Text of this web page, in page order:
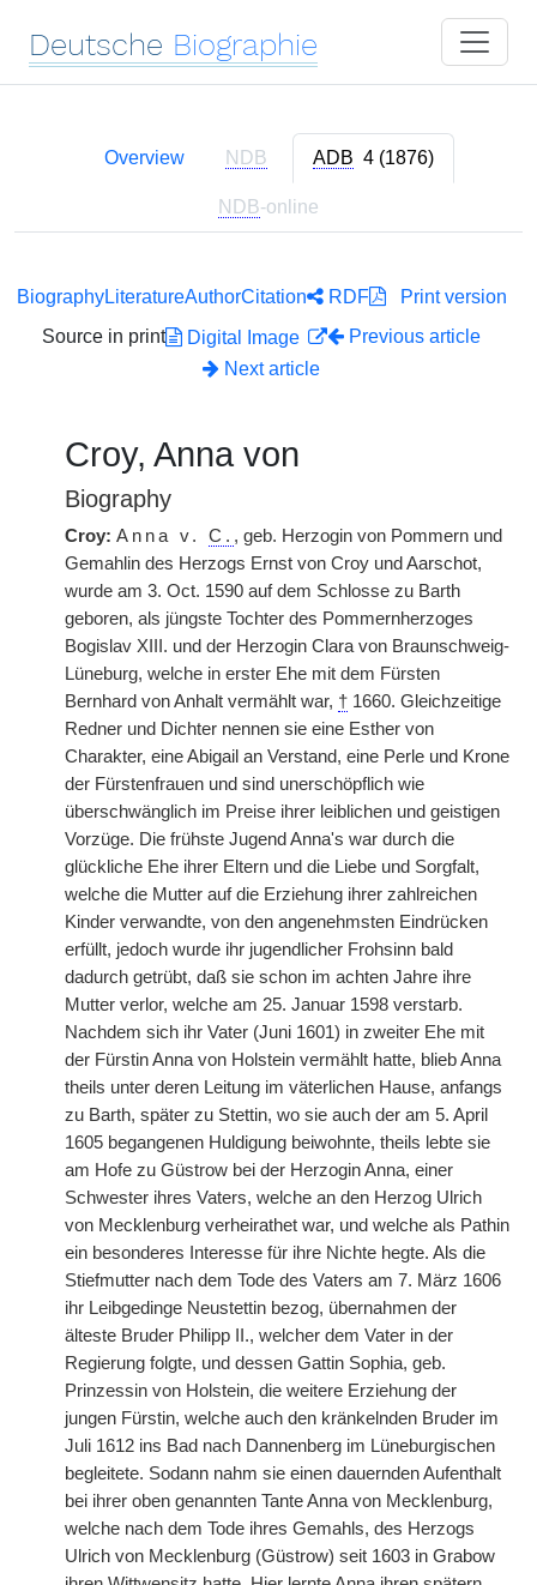
Deutsche Biographie
Overview NDB ADB 4 (1876)
NDB-online
BiographyLiteratureAuthorCitation RDF
Print version
Source in print
Digital Image
Previous article
Next article
Croy, Anna von
Biography
Croy: Anna v. C. , geb. Herzogin von Pommern und
Gemahlin des Herzogs Ernst von Croy und Aarschot,
wurde am 3. Oct. 1590 auf dem Schlosse zu Barth
geboren, als jüngste Tochter des Pommernherzoges
Bogislav XIII. und der Herzogin Clara von Braunschweig-
Lüneburg, welche in erster Ehe mit dem Fürsten
Bernhard von Anhalt vermählt war, † 1660. Gleichzeitige
Redner und Dichter nennen sie eine Esther von
Charakter, eine Abigail an Verstand, eine Perle und Krone
der Fürstenfrauen und sind unerschöpflich wie
überschwänglich im Preise ihrer leiblichen und geistigen
Vorzüge. Die frühste Jugend Anna's war durch die
glückliche Ehe ihrer Eltern und die Liebe und Sorgfalt,
welche die Mutter auf die Erziehung ihrer zahlreichen
Kinder verwandte, von den angenehmsten Eindrücken
erfüllt, jedoch wurde ihr jugendlicher Frohsinn bald
dadurch getrübt, daß sie schon im achten Jahre ihre
Mutter verlor, welche am 25. Januar 1598 verstarb.
Nachdem sich ihr Vater (Juni 1601) in zweiter Ehe mit
der Fürstin Anna von Holstein vermählt hatte, blieb Anna
theils unter deren Leitung im väterlichen Hause, anfangs
zu Barth, später zu Stettin, wo sie auch der am 5. April
1605 begangenen Huldigung beiwohnte, theils lebte sie
am Hofe zu Güstrow bei der Herzogin Anna, einer
Schwester ihres Vaters, welche an den Herzog Ulrich
von Mecklenburg verheirathet war, und welche als Pathin
ein besonderes Interesse für ihre Nichte hegte. Als die
Stiefmutter nach dem Tode des Vaters am 7. März 1606
ihr Leibgedinge Neustettin bezog, übernahmen der
älteste Bruder Philipp II., welcher dem Vater in der
Regierung folgte, und dessen Gattin Sophia, geb.
Prinzessin von Holstein, die weitere Erziehung der
jungen Fürstin, welche auch den kränkelnden Bruder im
Juli 1612 ins Bad nach Dannenberg im Lüneburgischen
begleitete. Sodann nahm sie einen dauernden Aufenthalt
bei ihrer oben genannten Tante Anna von Mecklenburg,
welche nach dem Tode ihres Gemahls, des Herzogs
Ulrich von Mecklenburg (Güstrow) seit 1603 in Grabow